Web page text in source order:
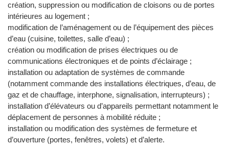
création, suppression ou modification de cloisons ou de portes
intérieures au logement ;
modification de l’aménagement ou de l’équipement des pièces
d’eau (cuisine, toilettes, salle d’eau) ;
création ou modification de prises électriques ou de
communications électroniques et de points d’éclairage ;
installation ou adaptation de systèmes de commande
(notamment commande des installations électriques, d’eau, de
gaz et de chauffage, interphone, signalisation, interrupteurs) ;
installation d’élévateurs ou d’appareils permettant notamment le
déplacement de personnes à mobilité réduite ;
installation ou modification des systèmes de fermeture et
d’ouverture (portes, fenêtres, volets) et d’alerte.